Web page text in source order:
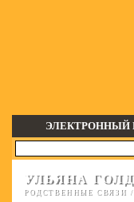
ЭЛЕКТРОННЫЙ
УЛЬЯНА
РОДСТВЕННЫЕ СВЯЗИ /